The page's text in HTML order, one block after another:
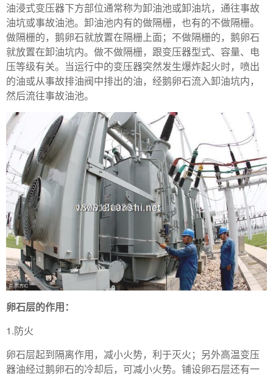
油浸式变压器下方部位通常称为卸油池或卸油坑，通往事故
油坑或事故油池。卸油池内有的做隔栅，也有的不做隔栅。
做隔栅的，鹅卵石就放置在隔栅上面；不做隔栅的，鹅卵石
就放置在卸油坑内。做不做隔栅，跟变压器型式、容量、电
压等级有关。当运行中的变压器突然发生爆炸起火时，喷出
的油或从事故排油阀中排出的油，经鹅卵石流入卸油坑内，
然后流往事故油池。
卵石层的作用：
1.防火
卵石层起到隔离作用，减小火势，利于灭火；另外高温变压
器油经过鹅卵石的冷却后，可减小火势。铺设卵石层还有一